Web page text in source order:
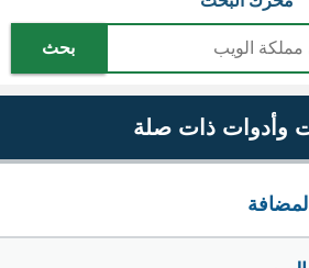
بحث
وأدوات ذات صلة